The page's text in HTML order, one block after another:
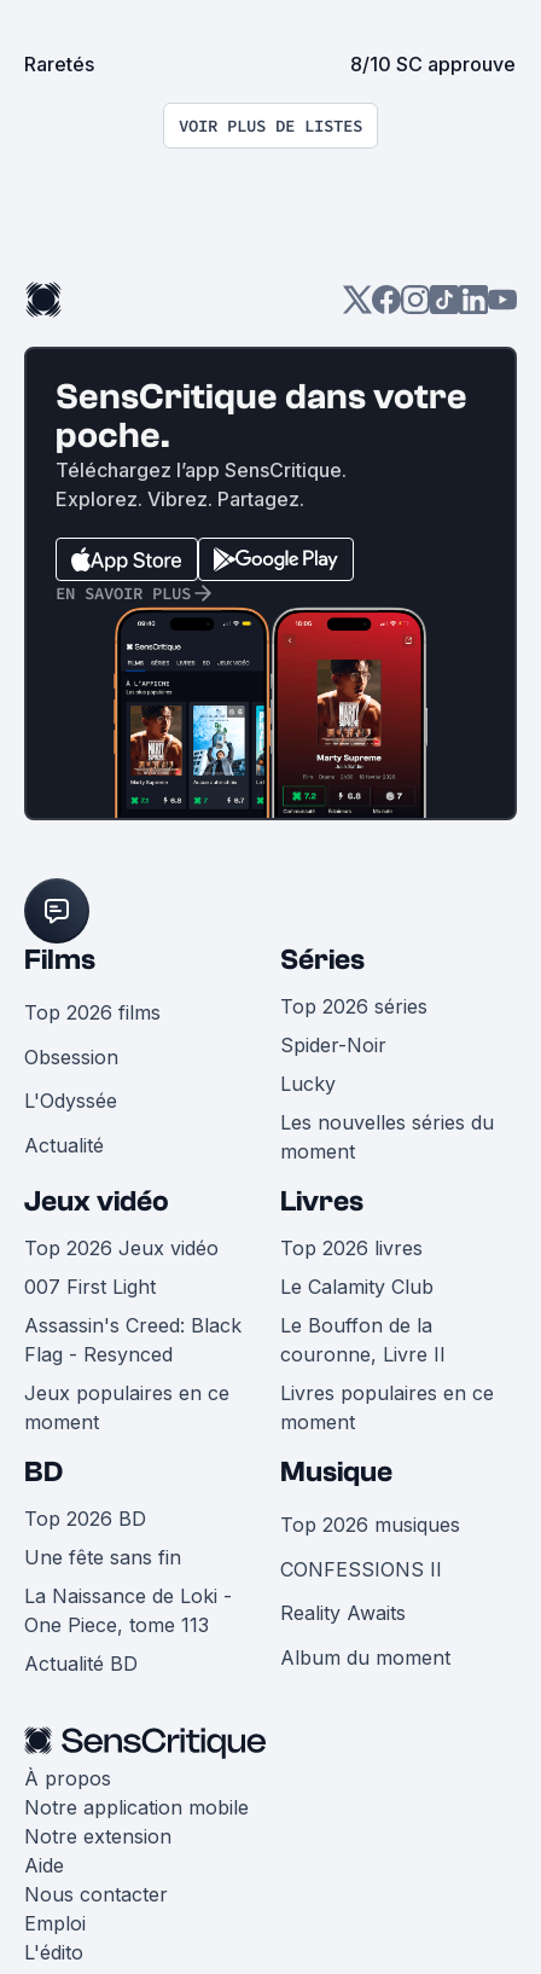
Raretés 8/10 SC approuve
VOIR PLUS DE LISTES
SensCritique dans votre
poche.
Téléchargez l’app SensCritique.
Explorez. Vibrez. Partagez.
EN SAVOIR PLUS
Films
Top 2026 films
Obsession
L'Odyssée
Actualité
Séries
Top 2026 séries
Spider-Noir
Lucky
Les nouvelles séries du
moment
Jeux vidéo
Top 2026 Jeux vidéo
007 First Light
Assassin's Creed: Black
Flag - Resynced
Jeux populaires en ce
moment
Livres
Top 2026 livres
Le Calamity Club
Le Bouffon de la
couronne, Livre II
Livres populaires en ce
moment
BD
Top 2026 BD
Une fête sans fin
La Naissance de Loki -
One Piece, tome 113
Actualité BD
Musique
Top 2026 musiques
CONFESSIONS II
Reality Awaits
Album du moment
À propos
Notre application mobile
Notre extension
Aide
Nous contacter
Emploi
L'édito